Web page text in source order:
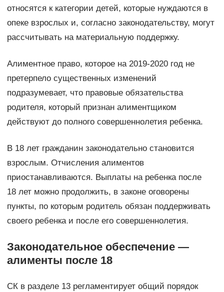
относятся к категории детей, которые нуждаются в
опеке взрослых и, согласно законодательству, могут
рассчитывать на материальную поддержку.
Алиментное право, которое на 2019-2020 год не
претерпело существенных изменений
подразумевает, что правовые обязательства
родителя, который признан алиментщиком
действуют до полного совершеннолетия ребенка.
В 18 лет гражданин законодательно становится
взрослым. Отчисления алиментов
приостанавливаются. Выплаты на ребенка после
18 лет можно продолжить, в законе оговорены
пункты, по которым родитель обязан поддерживать
своего ребенка и после его совершеннолетия.
Законодательное обеспечение —
алименты после 18
СК в разделе 13 регламентирует общий порядок